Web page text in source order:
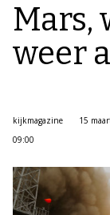
Mars,
weer
kijkmagazine
15
09:00